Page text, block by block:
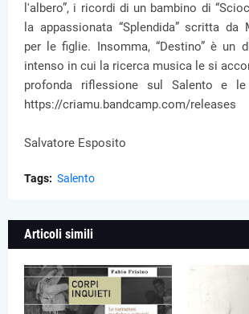
l'albero”, i ricordi di un bambino di
la appassionata “Splendida” scritta da
per le figlie. Insomma, “Destino” è un
intenso in cui la ricerca musica le si
profonda riflessione sul Salento e
https://criamu.bandcamp.com/releases
Salvatore Esposito
Tags: Salento
Articoli simili